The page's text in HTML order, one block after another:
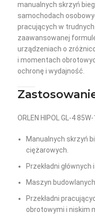
manualnych skrzyń
samochodach
pracujących w
zaawansowanej
urządzeniach o
i momentach
ochronę i wydajność.
ORLEN HIPOL GL-4
Manualnych skrzyń
ciężarowych.
Przekładni
Maszyn
Przekładni
obrotowymi i niskim